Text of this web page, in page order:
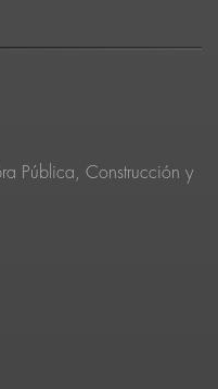
Pública, Construcción y